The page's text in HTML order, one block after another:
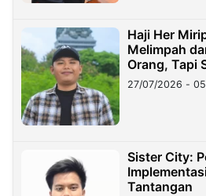
Haji Her
Melimpah
Orang, Tapi
27/07/2026 -
Sister City:
Tantangan